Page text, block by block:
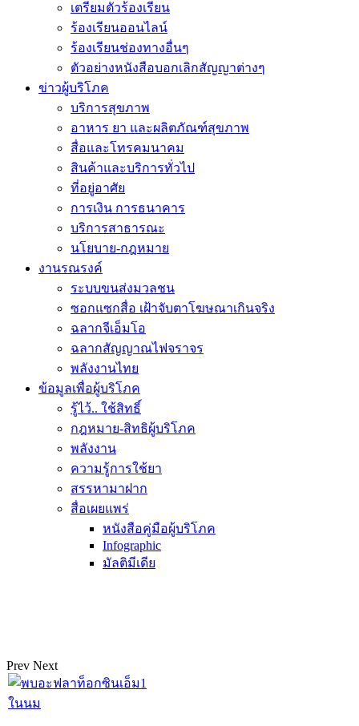
เตรียมตัวร้องเรียน
ร้องเรียนออนไลน์
ร้องเรียนช่องทางอื่นๆ
ตัวอย่างหนังสือบอกเลิกสัญญาต่างๆ
ข่าวผู้บริโภค
บริการสุขภาพ
อาหาร ยา และผลิตภัณฑ์สุขภาพ
สื่อและโทรคมนาคม
สินค้าและบริการทั่วไป
ที่อยู่อาศัย
การเงิน การธนาคาร
บริการสาธารณะ
นโยบาย-กฎหมาย
งานรณรงค์
ระบบขนส่งมวลชน
ซอกแซกสื่อ เฝ้าจับตาโฆษณาเกินจริง
ฉลากจีเอ็มโอ
ฉลากสัญญาณไฟจราจร
พลังงานไทย
ข้อมูลเพื่อผู้บริโภค
รู้ไว้.. ใช้สิทธิ์
กฎหมาย-สิทธิผู้บริโภค
พลังงาน
ความรู้การใช้ยา
สรรหามาฝาก
สื่อเผยแพร่
หนังสือคู่มือผู้บริโภค
Infographic
มัลติมีเดีย
Prev Next